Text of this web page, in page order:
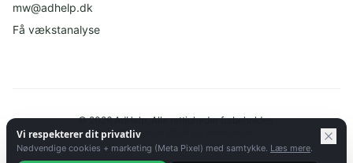
Vi respekterer dit privatliv
Nødvendige cookies + marketing (Meta Pixel) med samtykke. Læs mere.
mw@adhelp.dk
Få vækstanalyse
©2026AdHelp.Alle rettigheder forbeholdes.
Privatlivspolitik